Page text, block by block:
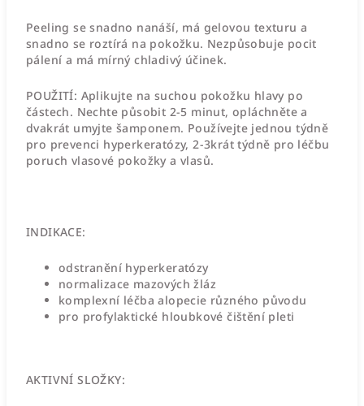
Peeling se snadno nanáší, má gelovou texturu a
snadno se roztírá na pokožku. Nezpůsobuje pocit
pálení a má mírný chladivý účinek.
POUŽITÍ: Aplikujte na suchou pokožku hlavy po
částech. Nechte působit 2-5 minut, opláchněte a
dvakrát umyjte šamponem. Používejte jednou týdně
pro prevenci hyperkeratózy, 2-3krát týdně pro léčbu
poruch vlasové pokožky a vlasů.
INDIKACE:
odstranění hyperkeratózy
normalizace mazových žláz
komplexní léčba alopecie různého původu
pro profylaktické hloubkové čištění pleti
AKTIVNÍ SLOŽKY: